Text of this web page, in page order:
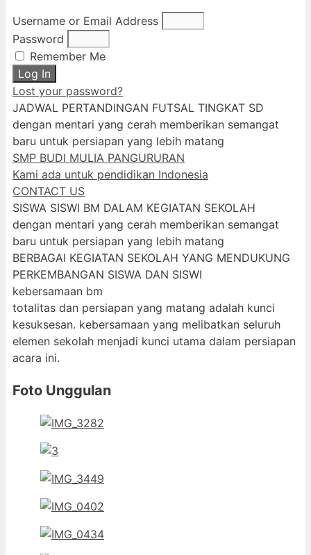
Username or Email Address
Password
Remember Me
Log In
Lost your password?
JADWAL PERTANDINGAN FUTSAL TINGKAT SD
dengan mentari yang cerah memberikan semangat
baru untuk persiapan yang lebih matang
SMP BUDI MULIA PANGURURAN
Kami ada untuk pendidikan Indonesia
CONTACT US
SISWA SISWI BM DALAM KEGIATAN SEKOLAH
dengan mentari yang cerah memberikan semangat
baru untuk persiapan yang lebih matang
BERBAGAI KEGIATAN SEKOLAH YANG MENDUKUNG
PERKEMBANGAN SISWA DAN SISWI
kebersamaan bm
totalitas dan persiapan yang matang adalah kunci
kesuksesan. kebersamaan yang melibatkan seluruh
elemen sekolah menjadi kunci utama dalam persiapan
acara ini.
Foto Unggulan